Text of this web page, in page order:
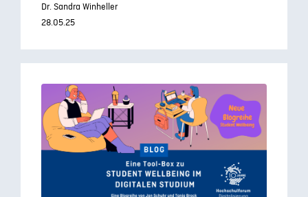
Dr. Sandra Winheller
28.05.25